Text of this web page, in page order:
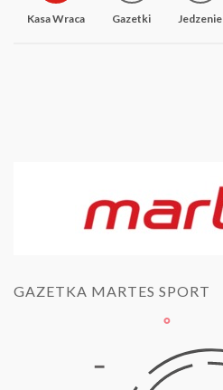
Kasa Wraca Gazetki Jedzenie
GAZETKA MARTES SPORT